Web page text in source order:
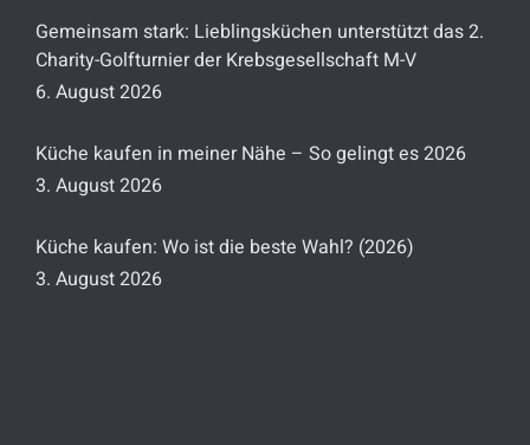
Gemeinsam stark: Lieblingsküchen unterstützt das 2.
Charity-Golfturnier der Krebsgesellschaft M-V
6. August 2026
Küche kaufen in meiner Nähe – So gelingt es 2026
3. August 2026
Küche kaufen: Wo ist die beste Wahl? (2026)
3. August 2026